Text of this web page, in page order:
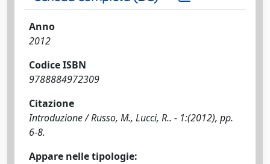
Anno
2012
Codice ISBN
9788884972309
Citazione
Introduzione / Russo, M., Lucci, R.. - 1:(2012), pp.
6-8.
Appare nelle tipologie: